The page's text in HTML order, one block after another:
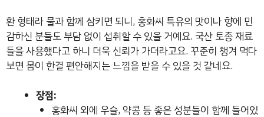
환 형태라 물과 함께 삼키면 되니, 홍화씨 특유의 맛이나 향에 민
감하신 분들도 부담 없이 섭취할 수 있을 거예요. 국산 토종 재료
들을 사용했다고 하니 더욱 신뢰가 가더라고요. 꾸준히 챙겨 먹다
보면 몸이 한결 편안해지는 느낌을 받을 수 있을 것 같네요.
장점:
홍화씨 외에 우슬, 약콩 등 좋은 성분들이 함께 들어있